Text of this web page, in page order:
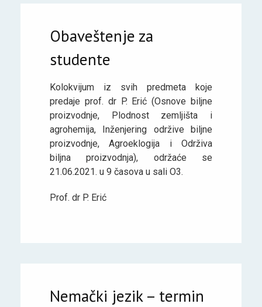
Obaveštenje za
studente
Kolokvijum iz svih predmeta koje
predaje prof. dr P. Erić (Osnove biljne
proizvodnje, Plodnost zemljišta i
agrohemija, Inženjering održive biljne
proizvodnje, Agroeklogija i Održiva
biljna proizvodnja), održaće se
21.06.2021. u 9 časova u sali O3.
Prof. dr P. Erić
Nemački jezik – termin